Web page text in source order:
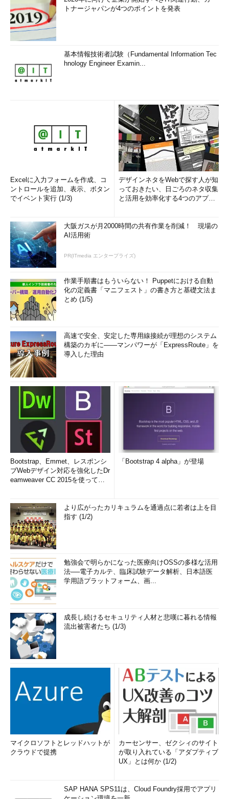
トナージャパンが4つのポイントを発表
基本情報技術者試験（Fundamental Information Tec
hnology Engineer Examin...
Excelに入力フォームを作成、コ
ントロールを追加、表示、ボタン
でイベント実行 (1/3)
デザインネタをWebで探す人が知
っておきたい、日ごろのネタ収集
と活用を効率化する4つのアプリ
大阪ガスが月2000時間の共有作業を削減！ 現場の
AI活用術
PR(ITmedia エンタープライズ)
作業手順書はもういらない！ Puppetにおける自動
化の定義書「マニフェスト」の書き方と基礎文法ま
とめ (1/5)
高速で安全、安定した専用線接続が理想のシステム
構築のカギに――マンパワーが「ExpressRoute」を
導入した理由
Bootstrap、Emmet、レスポンシ
ブWebデザイン対応を強化したDr
eamweaver CC 2015を使って
「Bootstrap 4 alpha」が登場
より広がったカリキュラムを通過点に若者は上を目
指す (1/2)
勉強会で明らかになった医療向けOSSの多様な活用
法──電子カルテ、臨床試験データ解析、日本語医
学用語プラットフォーム、画...
成長し続けるセキュリティ人材と悲嘆に暮れる情報
流出被害者たち (1/3)
マイクロソフトとレッドハットが
クラウドで提携
カーセンサー、ゼクシィのサイト
が取り入れている「アダプティブ
UX」とは何か (1/2)
SAP HANA SPS11は、Cloud Foundry採用でアプリ